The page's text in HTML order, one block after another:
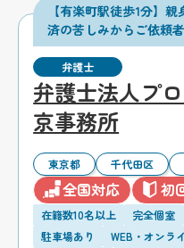
【有楽町駅徒歩1分】
済の苦しみからご依頼
弁護士
弁護士法人プ
京事務所
東京都 千代田区
全国対応 初
在籍数10名以上 完全個室
駐車場あり
WEB・オンラ